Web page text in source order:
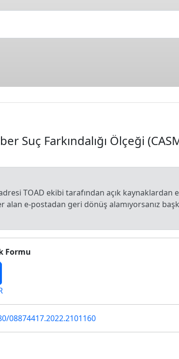
Suç Farkındalığı Ölçeği
TOAD ekibi tarafından açık
alan e-postadan geri dönüş alamıyorsanız
Formu
08874417.2022.2101160